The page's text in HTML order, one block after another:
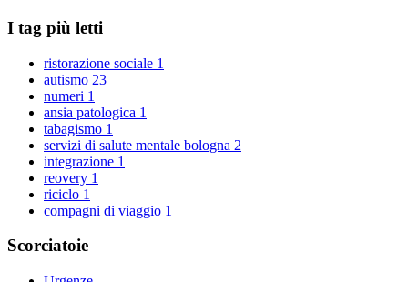
I tag più letti
ristorazione sociale 1
autismo 23
numeri 1
ansia patologica 1
tabagismo 1
servizi di salute mentale bologna 2
integrazione 1
reovery 1
riciclo 1
compagni di viaggio 1
Scorciatoie